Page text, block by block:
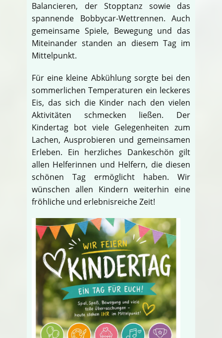
Balancieren, der Stopptanz sowie das
spannende Bobbycar-Wettrennen. Auch
gemeinsame Spiele, Bewegung und das
Miteinander standen an diesem Tag im
Mittelpunkt.
Für eine kleine Abkühlung sorgte bei den
sommerlichen Temperaturen ein leckeres
Eis, das sich die Kinder nach den vielen
Aktivitäten schmecken ließen. Der
Kindertag bot viele Gelegenheiten zum
Lachen, Ausprobieren und gemeinsamen
Erleben. Ein herzliches Dankeschön gilt
allen Helferinnen und Helfern, die diesen
schönen Tag ermöglicht haben. Wir
wünschen allen Kindern weiterhin eine
fröhliche und erlebnisreiche Zeit!